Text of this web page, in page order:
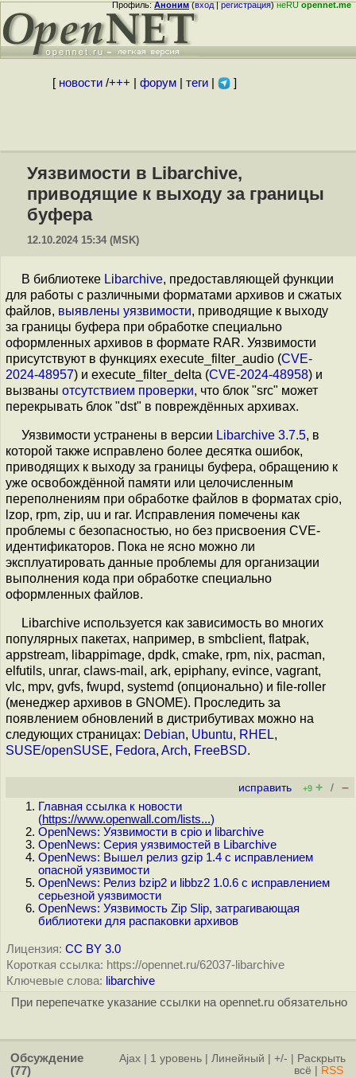
Профиль:Аноним(вход|регистрация)неRUopennet.me
[ новости/+++ форум| теги| ]
Уязвимости в Libarchive,
приводящие к выходу за границы
буфера
12.10.2024 15:34 (MSK)
В библиотеке Libarchive, предоставляющей функции
для работы с различными форматами архивов и сжатых
файлов, выявлены уязвимости, приводящие к выходу
за границы буфера при обработке специально
оформленных архивов в формате RAR. Уязвимости
присутствуют в функциях execute_filter_audio (CVE-
2024-48957) и execute_filter_delta (CVE-2024-48958) и
вызваны отсутствием проверки, что блок "src" может
перекрывать блок "dst" в повреждённых архивах.
Уязвимости устранены в версии Libarchive 3.7.5, в
которой также исправлено более десятка ошибок,
приводящих к выходу за границы буфера, обращению к
уже освобождённой памяти или целочисленным
переполнениям при обработке файлов в форматах cpio,
lzop, rpm, zip, uu и rar. Исправления помечены как
проблемы с безопасностью, но без присвоения CVE-
идентификаторов. Пока не ясно можно ли
эксплуатировать данные проблемы для организации
выполнения кода при обработке специально
оформленных файлов.
Libarchive используется как зависимость во многих
популярных пакетах, например, в smbclient, flatpak,
appstream, libappimage, dpdk, cmake, rpm, nix, pacman,
elfutils, unrar, claws-mail, ark, epiphany, evince, vagrant,
vlc, mpv, gvfs, fwupd, systemd (опционально) и file-roller
(менеджер архивов в GNOME). Проследить за
появлением обновлений в дистрибутивах можно на
следующих страницах: Debian, Ubuntu, RHEL,
SUSE/openSUSE, Fedora, Arch, FreeBSD.
исправить +9 + / –
Главная ссылка к новости
(https://www.openwall.com/lists...)
OpenNews: Уязвимости в cpio и libarchive
OpenNews: Серия уязвимостей в Libarchive
OpenNews: Вышел релиз gzip 1.4 с исправлением
опасной уязвимости
OpenNews: Релиз bzip2 и libbz2 1.0.6 с исправлением
серьезной уязвимости
OpenNews: Уязвимость Zip Slip, затрагивающая
библиотеки для распаковки архивов
Лицензия: CC BY 3.0
Короткая ссылка: https://opennet.ru/62037-libarchive
Ключевые слова: libarchive
При перепечатке указание ссылки на opennet.ru обязательно
Обсуждение
(77)
Ajax 1 уровень Линейный +/-
Раскрыть
всё
RSS